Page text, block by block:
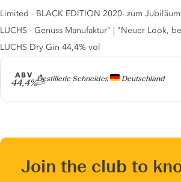
Producer
Destillerie Schneider, Deutschland
ABV
44,4%
Gin description
Limited - BLACK EDITION 2020- zum
LUCHS - Genuss Manufaktur" | "Neuer Look,
LUCHS Dry Gin 44,4% vol
Join the club to